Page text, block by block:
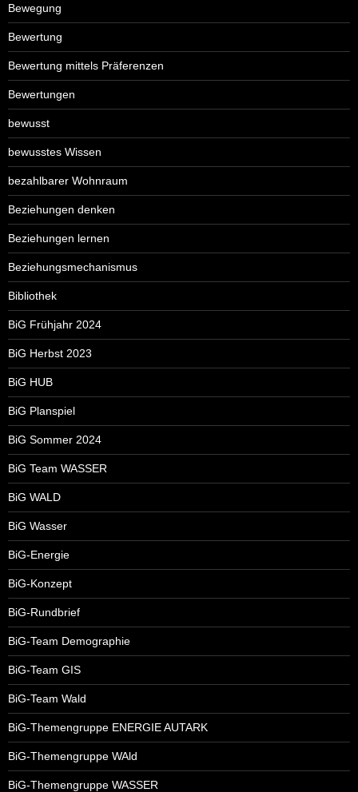
Bewegung
Bewertung
Bewertung mittels Präferenzen
Bewertungen
bewusst
bewusstes Wissen
bezahlbarer Wohnraum
Beziehungen denken
Beziehungen lernen
Beziehungsmechanismus
Bibliothek
BiG Frühjahr 2024
BiG Herbst 2023
BiG HUB
BiG Planspiel
BiG Sommer 2024
BiG Team WASSER
BiG WALD
BiG Wasser
BiG-Energie
BiG-Konzept
BiG-Rundbrief
BiG-Team Demographie
BiG-Team GIS
BiG-Team Wald
BiG-Themengruppe ENERGIE AUTARK
BiG-Themengruppe WAld
BiG-Themengruppe WASSER